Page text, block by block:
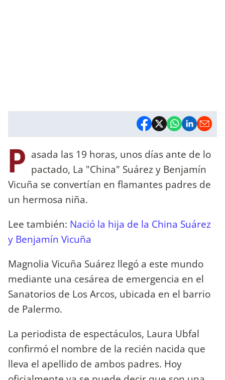
P asada las 19 horas, unos días ante de lo
pactado, La "China" Suárez y Benjamín
Vicuña se convertían en flamantes padres de
un hermosa niña.
Lee también: Nació la hija de la China Suárez
y Benjamín Vicuña
Magnolia Vicuña Suárez llegó a este mundo
mediante una cesárea de emergencia en el
Sanatorios de Los Arcos, ubicada en el barrio
de Palermo.
La periodista de espectáculos, Laura Ubfal
confirmó el nombre de la recién nacida que
lleva el apellido de ambos padres. Hoy